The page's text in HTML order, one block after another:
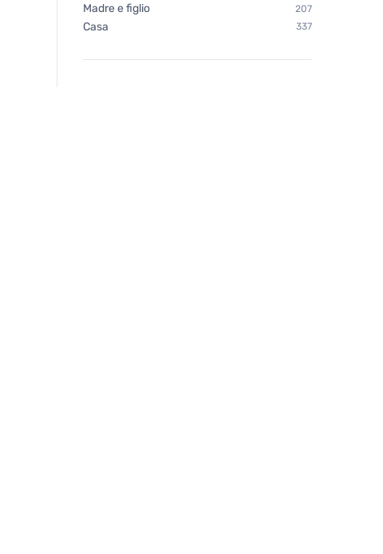
Madre e figlio 207
Casa 337